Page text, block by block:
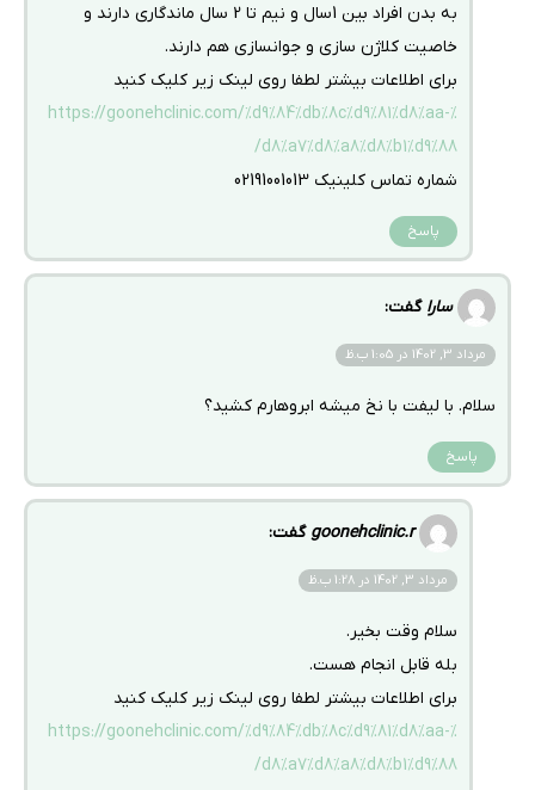
به بدن افراد بین 1سال و نیم تا 2 سال ماندگاری دارند و
خاصیت کلاژن سازی و جوانسازی هم دارند.
برای اطلاعات بیشتر لطفا روی لینک زیر کلیک کنید
https://goonehclinic.com/%d9%84%db%8c%d9%81%d8%aa-%
d8%a7%d8%a8%d8%b1%d9%88/
شماره تماس کلینیک 02191001013
پاسخ
سارا گفت:
مرداد 3, 1402 در 1:05 ب.ظ
سلام. با لیفت با نخ میشه ابروهارم کشید؟
پاسخ
goonehclinic.r گفت:
مرداد 3, 1402 در 1:28 ب.ظ
سلام وقت بخیر.
بله قابل انجام هست.
برای اطلاعات بیشتر لطفا روی لینک زیر کلیک کنید
https://goonehclinic.com/%d9%84%db%8c%d9%81%d8%aa-%
d8%a7%d8%a8%d8%b1%d9%88/